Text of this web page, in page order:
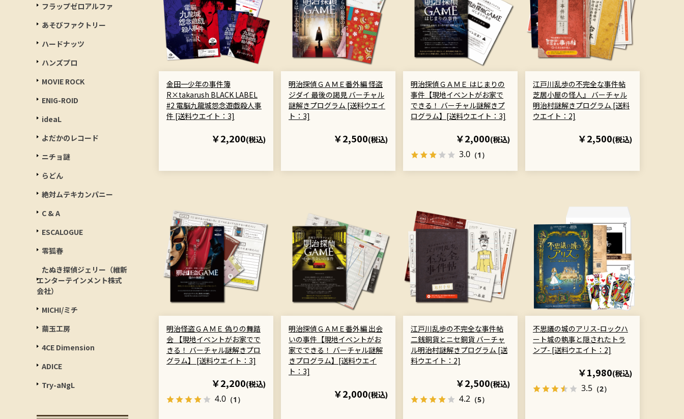
フラップゼロアルファ
あそびファクトリー
ハードナッツ
ハンズプロ
MOVIE ROCK
ENIG-ROID
ideaL
よだかのレコード
ニチョ謎
らどん
絶対ムテキカンパニー
C & A
ESCALOGUE
零狐春
たぬき探偵ジェリー（維新
エンターテインメント株式
会社）
MICHI/ミチ
繭玉工房
4CE Dimension
ADICE
Try-aNgL
金田一少年の事件簿
R×takarush BLACK LABEL
#2 電脳九龍城怨念遊戯殺人事
件 [送料ウエイト：3]
￥2,200(税込)
明治探偵ＧＡＭＥ番外編 怪盗
ジダイ 最後の謁見 バーチャル
謎解きプログラム [送料ウエイ
ト：3]
￥2,500(税込)
明治探偵ＧＡＭＥ はじまりの
事件【現地イベントがお家で
できる！ バーチャル謎解きプ
ログラム】[送料ウエイト：3]
￥2,000(税込)
3.0 （1）
江戸川乱歩の不完全な事件帖
芝居小屋の怪人』 バーチャル
明治村謎解きプログラム [送料
ウエイト：2]
￥2,500(税込)
明治怪盗ＧＡＭＥ 偽りの舞踏
会 【現地イベントがお家でで
きる！ バーチャル謎解きプロ
グラム】 [送料ウエイト：3]
￥2,200(税込)
4.0 （1）
明治探偵ＧＡＭＥ番外編 出会
いの事件【現地イベントがお
家でできる！ バーチャル謎解
きプログラム】[送料ウエイ
ト：3]
￥2,000(税込)
江戸川乱歩の不完全な事件帖
二銭銅貨とニセ銅貨 バーチャ
ル明治村謎解きプログラム [送
料ウエイト：2]
￥2,500(税込)
4.2 （5）
不思議の城のアリス-ロックハ
ート城の執事と隠されたトラ
ンプ- [送料ウエイト：2]
￥1,980(税込)
3.5 （2）